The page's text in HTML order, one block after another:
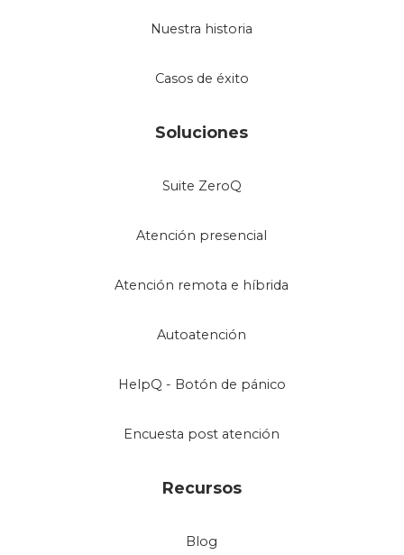
Nuestra historia
Casos de éxito
Soluciones
Suite ZeroQ
Atención presencial
Atención remota e híbrida
Autoatención
HelpQ - Botón de pánico
Encuesta post atención
Recursos
Blog